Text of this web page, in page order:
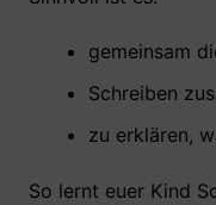
gemeinsam
Schreiben
zu erklären,
So lernt euer Kind